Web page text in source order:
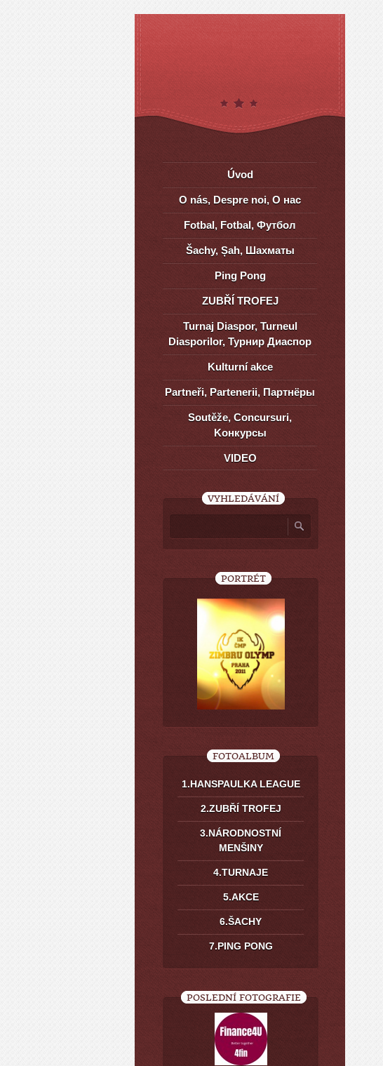
Úvod
O nás, Despre noi, О нас
Fotbal, Fotbal, Футбол
Šachy, Șah, Шахматы
Ping Pong
ZUBŘÍ TROFEJ
Turnaj Diaspor, Turneul
Diasporilor, Турнир Диаспор
Kulturní akce
Partneři, Partenerii, Партнёры
Soutěže, Concursuri,
Kонкурсы
VIDEO
VYHLEDÁVÁNÍ
PORTRÉT
FOTOALBUM
1.HANSPAULKA LEAGUE
2.ZUBŘÍ TROFEJ
3.NÁRODNOSTNÍ
MENŠINY
4.TURNAJE
5.AKCE
6.ŠACHY
7.PING PONG
POSLEDNÍ FOTOGRAFIE